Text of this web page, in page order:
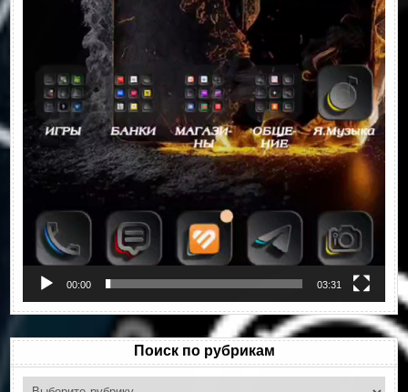
00:00 03:31
Поиск по рубрикам
Поиск